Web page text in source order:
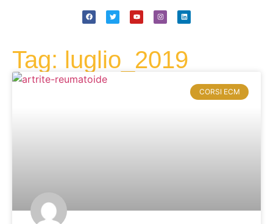
Tag: luglio_2019
CORSI ECM